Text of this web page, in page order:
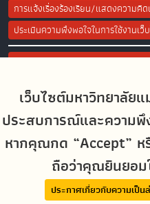
เว็บไซต์มหาวิทยาลัย
ประสบการณ์และความพึ
หากคุณกด “Accept” ห
ถือว่าคุณยินยอม
ประกาศเกี่ยวกับความเป็น
การแจ้งเรื่องร้องเรียน/แสดงความคิด
ประเมินความพึงพอใจในการใช้งานเ
Site Map